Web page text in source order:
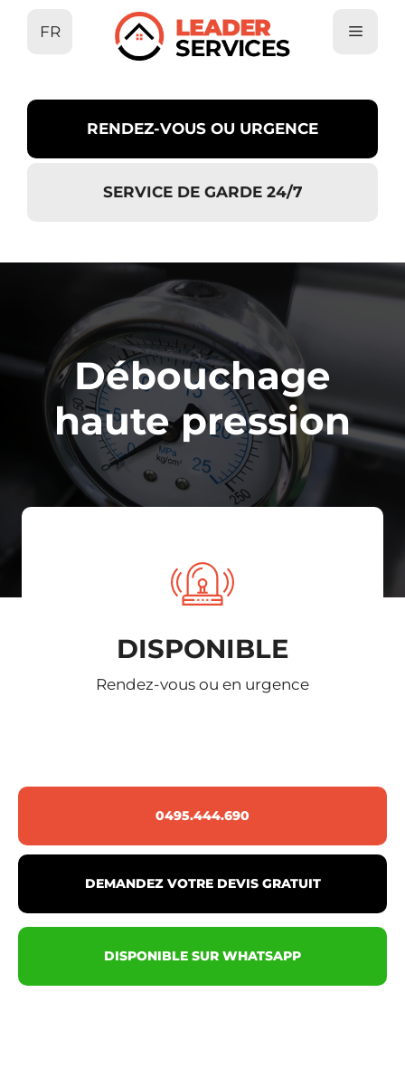
FR
RENDEZ-VOUS OU URGENCE
SERVICE DE GARDE 24/7
Débouchage
haute pression
DISPONIBLE
Rendez-vous ou en urgence
0495.444.690
DEMANDEZ VOTRE DEVIS GRATUIT
DISPONIBLE SUR WHATSAPP